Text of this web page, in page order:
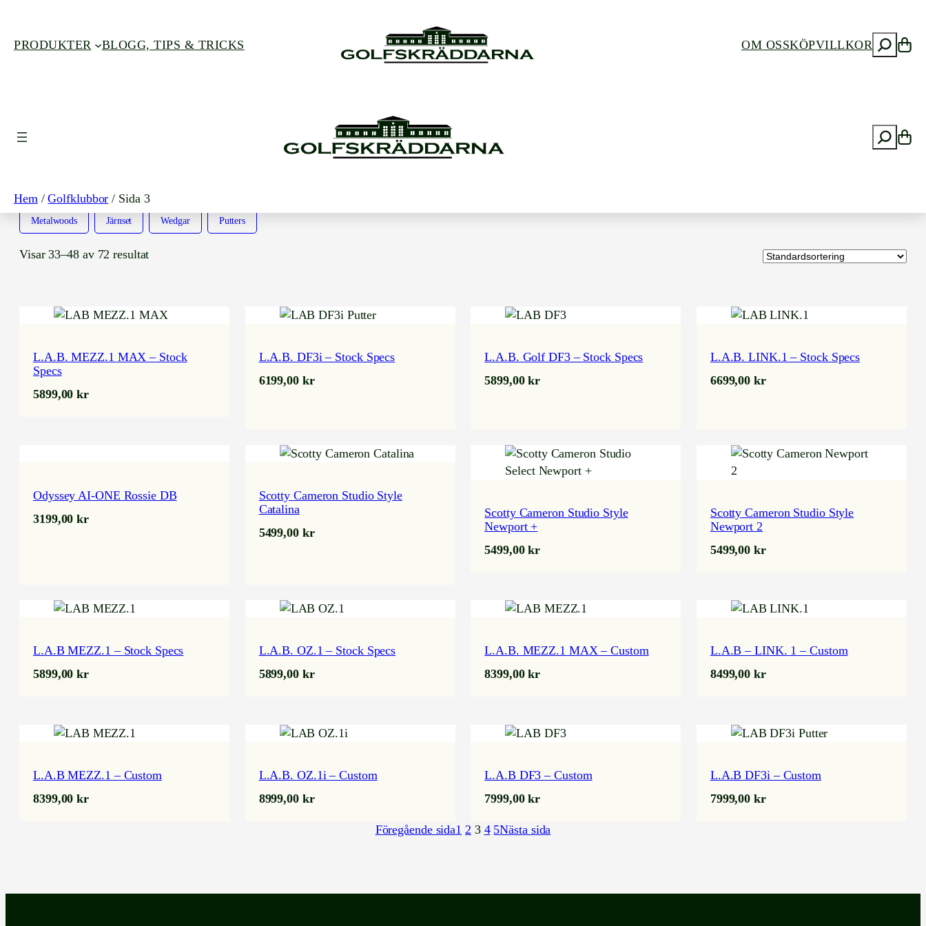
innehåll
PRODUKTER BLOGG, TIPS & TRICKS OM OSSKÖPVILLKOR
ö
ö
Hem/Golfklubbor / Sida 3
Metalwoods Järnset Wedgar Putters
Visar 33–48 av 72 resultat
L.A.B. MEZZ.1 MAX – Stock
Specs
5899,00kr
L.A.B. DF3i – Stock Specs
6199,00 kr
L.A.B. Golf DF3 – Stock Specs
5899,00kr
L.A.B. LINK.1 – Stock Specs
6699,00kr
Odyssey AI-ONE Rossie DB
3199,00kr
Scotty Cameron Studio Style
Catalina
5499,00 kr
Scotty Cameron Studio Style
Newport +
5499,00kr
Scotty Cameron Studio Style
Newport 2
5499,00kr
L.A.B MEZZ.1 – Stock Specs
5899,00kr
L.A.B. OZ.1 – Stock Specs
5899,00 kr
L.A.B. MEZZ.1 MAX – Custom
8399,00kr
L.A.B – LINK. 1 – Custom
8499,00kr
L.A.B MEZZ.1 – Custom
8399,00kr
L.A.B. OZ.1i – Custom
8999,00 kr
L.A.B DF3 – Custom
7999,00kr
L.A.B DF3i – Custom
7999,00kr
Föregående sida1 2 3 4 5Nästa sida